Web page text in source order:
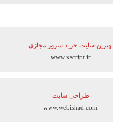
بهترین سایت‌ خرید سرور مجازی
www.xscript.ir
طراحی سایت
www.webishad.com